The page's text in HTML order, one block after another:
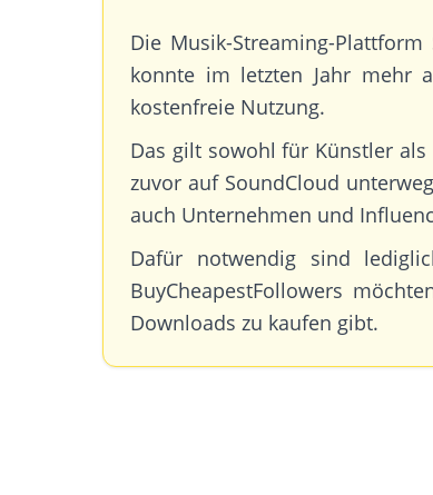
Die Musik-Streaming-
konnte im letzten Jahr mehr
kostenfreie Nutzung.
Das gilt sowohl für Künstler
zuvor auf SoundCloud
auch Unternehmen und
Dafür notwendig sind
BuyCheapestFollowers
Downloads zu kaufen gibt.